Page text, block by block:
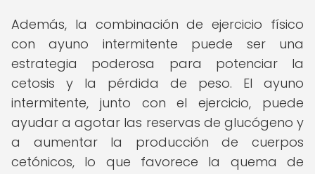
Además, la combinación de ejercicio físico
con ayuno intermitente puede ser una
estrategia poderosa para potenciar la
cetosis y la pérdida de peso. El ayuno
intermitente, junto con el ejercicio, puede
ayudar a agotar las reservas de glucógeno y
a aumentar la producción de cuerpos
cetónicos, lo que favorece la quema de